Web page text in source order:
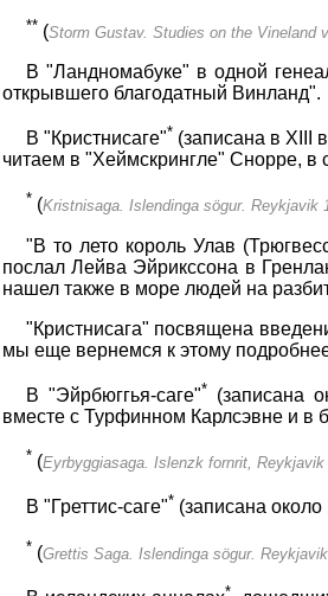
** (Storm Gustav. Studies on the Vineland
В "Ландномабуке" в одной
открывшего благодатный Винланд".
В "Кристнисаге"* (записана в XIII
читаем в "Хеймскрингле" Снорре, в
* (Kristnisaga. Islendinga sögur. Reykjavik
"В то лето король Улав
послал Лейва Эйрикссона в
нашел также в море людей на
"Кристнисага" посвящена
мы еще вернемся к этому
В "Эйрбюггья-саге"* (записана
вместе с Турфинном Карлсэвне и в
* (Eyrbyggiasaga. Islenzk fornrit, Reykjavik
В "Греттис-саге"* (записана
* (Grettis Saga. Islendinga sögur.
*